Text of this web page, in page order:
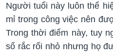
Người tuổi này luôn thể
mỉ trong công việc nên
Trong thời điểm này, tuy
số rắc rối nhỏ nhưng họ